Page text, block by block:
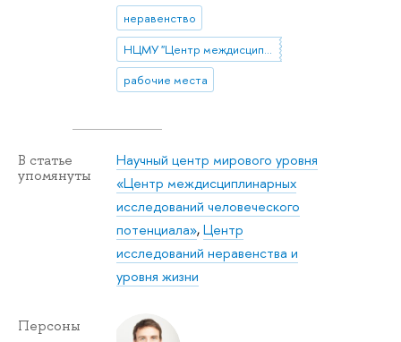
неравенство
НЦМУ "Центр междисциплинарных исследований человеческого потенциала"
рабочие места
В статье
упомянуты
Научный центр мирового уровня
«Центр междисциплинарных
исследований человеческого
потенциала»,Центр
исследований неравенства и
уровня жизни
Персоны